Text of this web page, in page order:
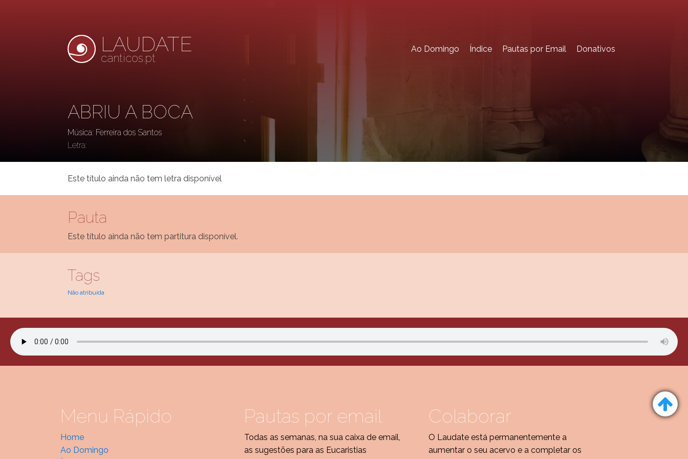
LAUDATE
canticos.pt
Ao Domingo Índice Pautas por Email Donativos
ABRIU A BOCA
Música: Ferreira dos Santos
Letra:
Este título ainda não tem letra disponível
Pauta
Este título ainda não tem partitura disponível.
Tags
Não atribuída
Menu Rápido
Home
Ao Domingo
Pautas por email
Todas as semanas, na sua caixa de email,
as sugestões para as Eucaristias
Colaborar
O Laudate está permanentemente a
aumentar o seu acervo e a completar os